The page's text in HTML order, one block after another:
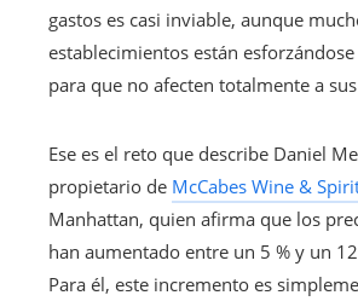
gastos es casi inviable, aunque
establecimientos están
para que no afecten totalmente a
Ese es el reto que describe Daniel
propietario de McCabes Wine &
Manhattan, quien afirma que los
han aumentado entre un 5 % y un
Para él, este incremento es